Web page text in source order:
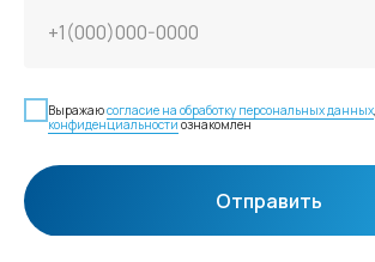
Выражаюсогласие на обработку персональных данных
конфиденциальностиознакомлен
Отправить